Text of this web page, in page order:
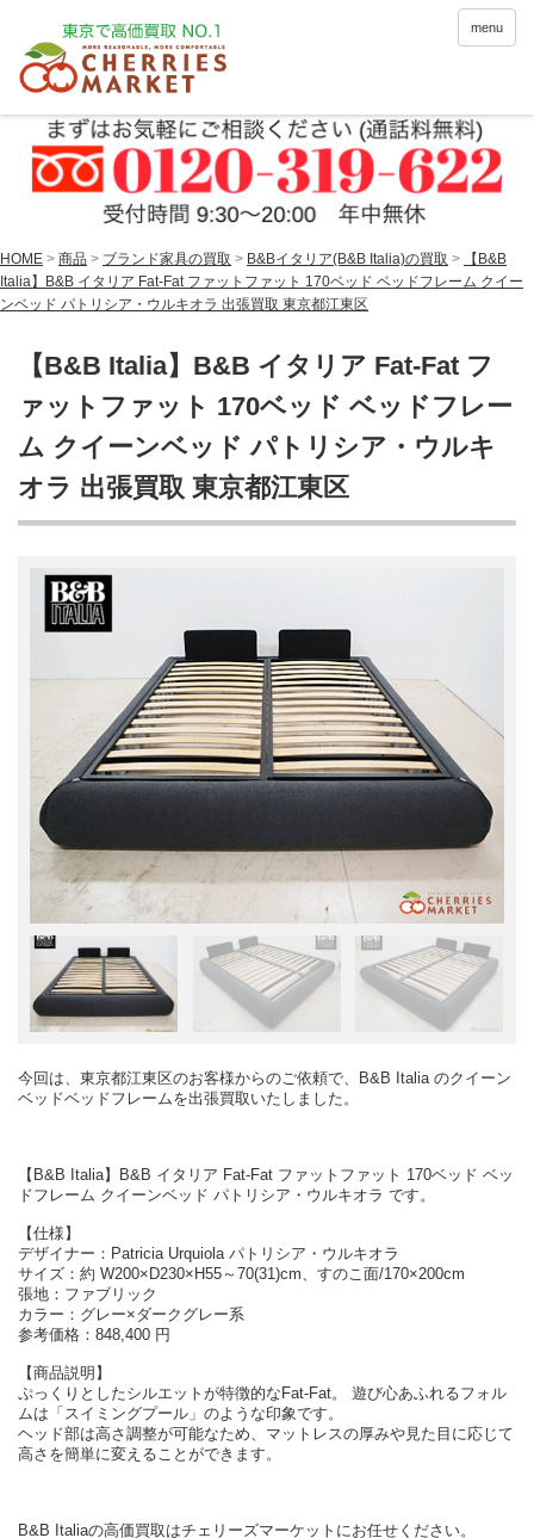
menu
HOME > 商品 > ブランド家具の買取 > B&Bイタリア(B&B Italia)の買取 >
【B&B
Italia】B&B イタリア Fat-Fat ファットファット 170ベッド ベッドフレーム クイー
ンベッド パトリシア・ウルキオラ 出張買取 東京都江東区
【B&B Italia】B&B イタリア Fat-Fat フ
ァットファット 170ベッド ベッドフレー
ム クイーンベッド パトリシア・ウルキ
オラ 出張買取 東京都江東区
今回は、東京都江東区のお客様からのご依頼で、B&B Italia のクイーン
ベッドベッドフレームを出張買取いたしました。
【B&B Italia】B&B イタリア Fat-Fat ファットファット 170ベッド ベッ
ドフレーム クイーンベッド パトリシア・ウルキオラ です。
【仕様】
デザイナー：Patricia Urquiola パトリシア・ウルキオラ
サイズ：約 W200×D230×H55～70(31)cm、すのこ面/170×200cm
張地：ファブリック
カラー：グレー×ダークグレー系
参考価格：848,400 円
【商品説明】
ぷっくりとしたシルエットが特徴的なFat-Fat。 遊び心あふれるフォル
ムは「スイミングプール」のような印象です。
ヘッド部は高さ調整が可能なため、マットレスの厚みや見た目に応じて
高さを簡単に変えることができます。
B&B Italiaの高価買取はチェリーズマーケットにお任せください。